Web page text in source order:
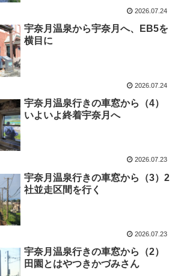
2026.07.24
宇奈月温泉から宇奈月へ、EB5を
横目に
2026.07.24
宇奈月温泉行きの車窓から（4）
いよいよ終着宇奈月へ
2026.07.23
宇奈月温泉行きの車窓から（3）2
社並走区間を行く
2026.07.23
宇奈月温泉行きの車窓から（2）
田園とはやつきかづみさん